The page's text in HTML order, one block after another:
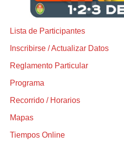
Lista de Participantes
Inscribirse / Actualizar Datos
Reglamento Particular
Programa
Recorrido / Horarios
Mapas
Tiempos Online